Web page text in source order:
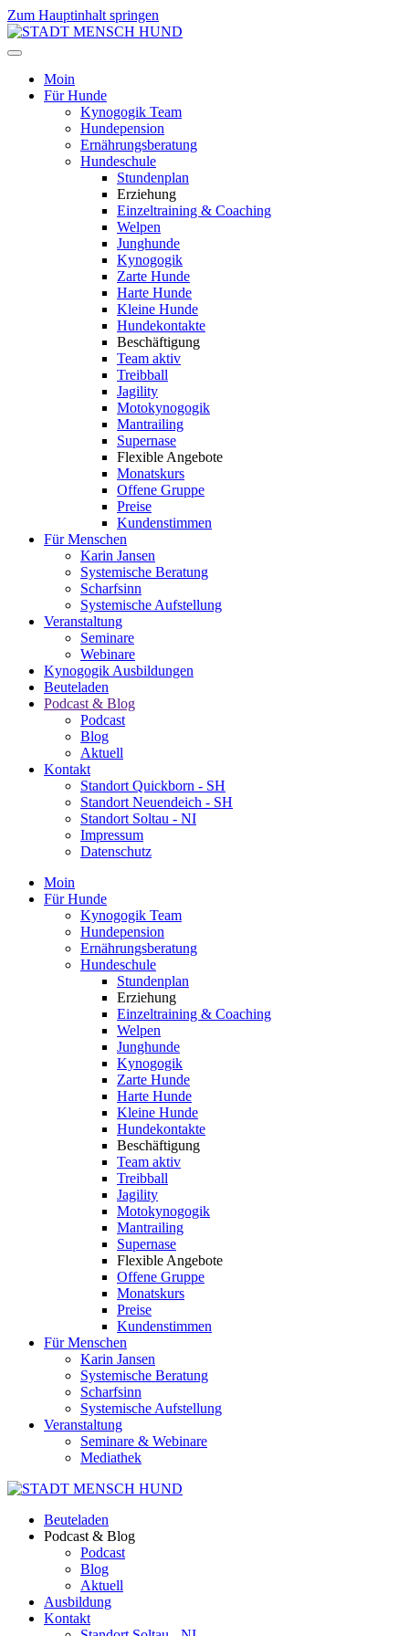
Zum Hauptinhalt springen
Moin
Für Hunde
Kynogogik Team
Hundepension
Ernährungsberatung
Hundeschule
Stundenplan
Erziehung
Einzeltraining & Coaching
Welpen
Junghunde
Kynogogik
Zarte Hunde
Harte Hunde
Kleine Hunde
Hundekontakte
Beschäftigung
Team aktiv
Treibball
Jagility
Motokynogogik
Mantrailing
Supernase
Flexible Angebote
Monatskurs
Offene Gruppe
Preise
Kundenstimmen
Für Menschen
Karin Jansen
Systemische Beratung
Scharfsinn
Systemische Aufstellung
Veranstaltung
Seminare
Webinare
Kynogogik Ausbildungen
Beuteladen
Podcast & Blog
Podcast
Blog
Aktuell
Kontakt
Standort Quickborn - SH
Standort Neuendeich - SH
Standort Soltau - NI
Impressum
Datenschutz
Moin
Für Hunde
Kynogogik Team
Hundepension
Ernährungsberatung
Hundeschule
Stundenplan
Erziehung
Einzeltraining & Coaching
Welpen
Junghunde
Kynogogik
Zarte Hunde
Harte Hunde
Kleine Hunde
Hundekontakte
Beschäftigung
Team aktiv
Treibball
Jagility
Motokynogogik
Mantrailing
Supernase
Flexible Angebote
Offene Gruppe
Monatskurs
Preise
Kundenstimmen
Für Menschen
Karin Jansen
Systemische Beratung
Scharfsinn
Systemische Aufstellung
Veranstaltung
Seminare & Webinare
Mediathek
Beuteladen
Podcast & Blog
Podcast
Blog
Aktuell
Ausbildung
Kontakt